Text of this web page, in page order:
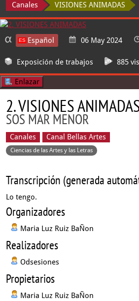
Canales VISIONES ANIMADAS
Español 06 May 2024
Exposición de trabajos 885
Enlazar
2. VISIONES
SOS MAR MENOR
Canales Canal Bellas Artes
Ciencias de las Artes y las Letras
Transcripción (generada
Lo tengo.
Organizadores
Maria Luz Ruiz BaÑon
Realizadores
Odsesiones
Propietarios
Maria Luz Ruiz BaÑon